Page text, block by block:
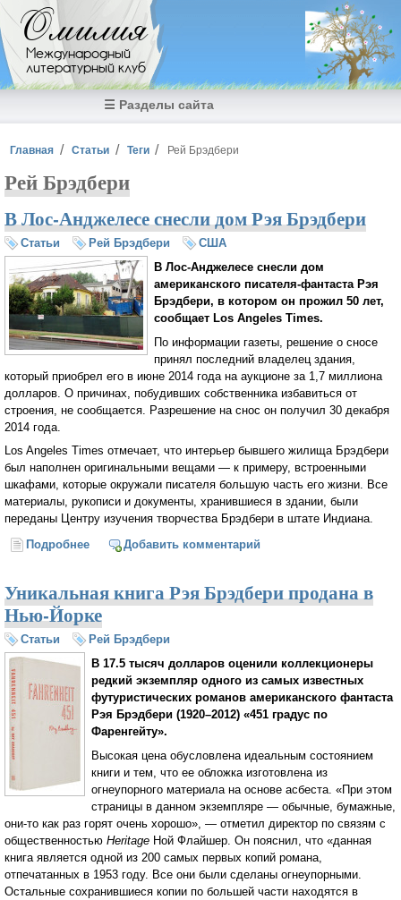
Перейти к основному содержанию
Омилия
Международный
литературный клуб
☰ Разделы сайта
Вы здесь
Главная Статьи Теги Рей Брэдбери
Рей Брэдбери
В Лос-Анджелесе снесли дом Рэя Брэдбери
Статьи Рей Брэдбери
США
В Лос-Анджелесе снесли дом
американского писателя-фантаста Рэя
Брэдбери, в котором он прожил 50 лет,
сообщает Los Angeles Times.
По информации газеты, решение о сносе
принял последний владелец здания,
который приобрел его в июне 2014 года на аукционе за 1,7 миллиона
долларов. О причинах, побудивших собственника избавиться от
строения, не сообщается. Разрешение на снос он получил 30 декабря
2014 года.
Los Angeles Times отмечает, что интерьер бывшего жилища Брэдбери
был наполнен оригинальными вещами — к примеру, встроенными
шкафами, которые окружали писателя большую часть его жизни. Все
материалы, рукописи и документы, хранившиеся в здании, были
переданы Центру изучения творчества Брэдбери в штате Индиана.
Подробнее о В Лос-Анджелесе снесли дом Рэя Брэдбери
Добавить комментарий
Уникальная книга Рэя Брэдбери продана в
Нью-Йорке
Статьи
Рей Брэдбери
В 17.5 тысяч долларов оценили коллекционеры
редкий экземпляр одного из самых известных
футуристических романов американского фантаста
Рэя Брэдбери (1920–2012) «451 градус по
Фаренгейту».
Высокая цена обусловлена идеальным состоянием
книги и тем, что ее обложка изготовлена из
огнеупорного материала на основе асбеста. «При этом
страницы в данном экземпляре — обычные, бумажные,
они-то как раз горят очень хорошо», — отметил директор по связям с
общественностью Heritage Ной Флайшер. Он пояснил, что «данная
книга является одной из 200 самых первых копий романа,
отпечатанных в 1953 году. Все они были сделаны огнеупорными.
Остальные сохранившиеся копии по большей части находятся в